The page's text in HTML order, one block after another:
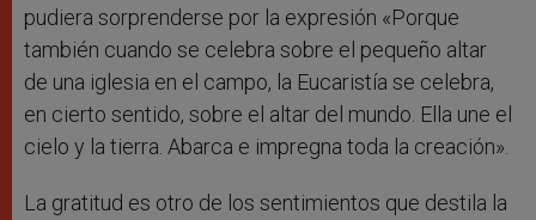
pudiera sorprenderse por la expresión «Porque
también cuando se celebra sobre el pequeño altar
de una iglesia en el campo, la Eucaristía se celebra,
en cierto sentido, sobre el altar del mundo. Ella une el
cielo y la tierra. Abarca e impregna toda la creación».
La gratitud es otro de los sentimientos que destila la